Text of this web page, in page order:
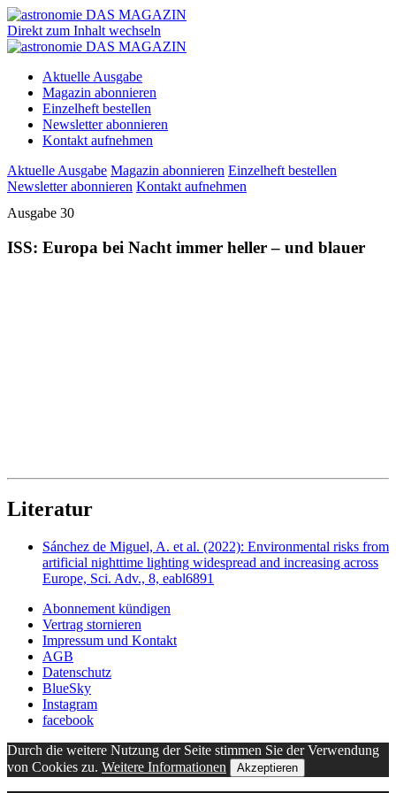
Direkt zum Inhalt wechseln
Aktuelle Ausgabe
Magazin abonnieren
Einzelheft bestellen
Newsletter abonnieren
Kontakt aufnehmen
Aktuelle Ausgabe Magazin abonnieren Einzelheft bestellen
Newsletter abonnieren Kontakt aufnehmen
Ausgabe 30
ISS: Europa bei Nacht immer heller – und blauer
Literatur
Sánchez de Miguel, A. et al. (2022): Environmental risks from
artificial nighttime lighting widespread and increasing across
Europe, Sci. Adv., 8, eabl6891
Abonnement kündigen
Vertrag stornieren
Impressum und Kontakt
AGB
Datenschutz
BlueSky
Instagram
facebook
Durch die weitere Nutzung der Seite stimmen Sie der Verwendung
von Cookies zu. Weitere Informationen Akzeptieren